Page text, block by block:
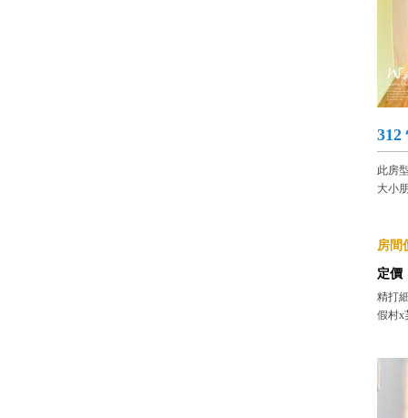
312
此房
大小
房間
定價
精打
假村x